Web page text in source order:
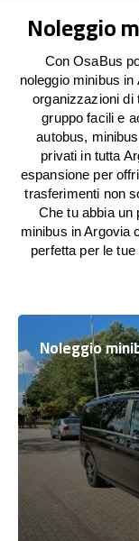
Noleggio
Con OsaBus
noleggio minibus
organizzazioni di
gruppo facili e
autobus,
privati in tutta
espansione per
trasferimenti non
Che tu abbia un
minibus in Argovia
perfetta per le
Noleggio